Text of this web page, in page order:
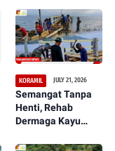
KORAMIL JULY 21, 2026
Semangat Tanpa
Henti, Rehab
Dermaga Kayu
Teritorial TNI Terus